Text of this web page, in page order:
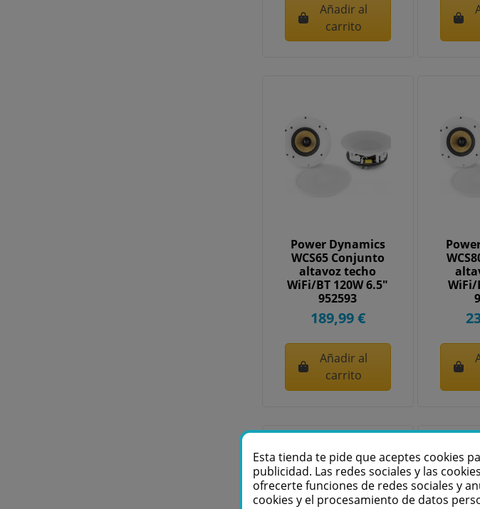
Añadir al
carrito
Power Dynamics
WCS65 Conjunto
altavoz techo
WiFi/BT 120W 6.5"
952593
189,99 €
Añadir al
carrito
WiFi/
Esta tienda te pide que aceptes cookies
publicidad. Las redes sociales y las
ofrecerte funciones de redes sociales y
cookies y el procesamiento de datos